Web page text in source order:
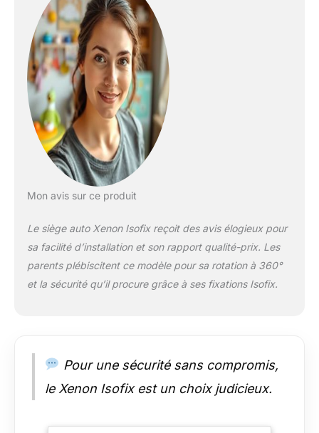
face à vous !
SECURITE : Le siège
auto est homologué
selon la nouvelle
norme européenne i-
Size R129, obligatoire
depuis le 01/09/2023.
Il est équipé de
protections latérales
et d’un harnais 5
limiter les erreurs
TETIERE : Le siège
est équipé d’une
têtière réglable en
La AXIO dispose de
coussins amovibles
ainsi que de plusieurs
Mon avis sur ce produit
Le siège auto Xenon Isofix reçoit des avis élogieux pour
sa facilité d’installation et son rapport qualité-prix. Les
parents plébiscitent ce modèle pour sa rotation à 360°
et la sécurité qu’il procure grâce à ses fixations Isofix.
Pour une sécurité sans compromis,
le Xenon Isofix est un choix judicieux.